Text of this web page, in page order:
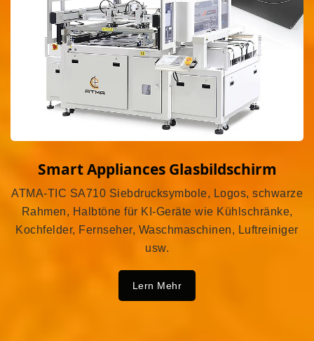
Smart Appliances Glasbildschirm
ATMA-TIC SA710 Siebdrucksymbole, Logos, schwarze
Rahmen, Halbtöne für KI-Geräte wie Kühlschränke,
Kochfelder, Fernseher, Waschmaschinen, Luftreiniger
usw.
Lern Mehr